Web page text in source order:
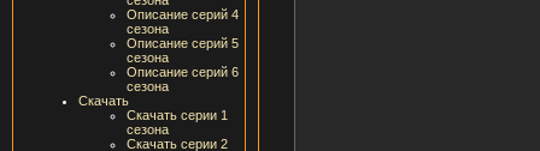
Описание серий 4
сезона
Описание серий 5
сезона
Описание серий 6
сезона
Скачать
Скачать серии 1
сезона
Скачать серии 2